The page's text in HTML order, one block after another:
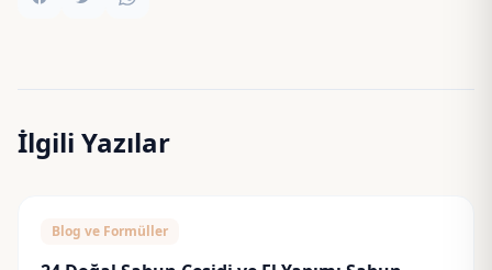
İlgili Yazılar
Blog ve Formüller